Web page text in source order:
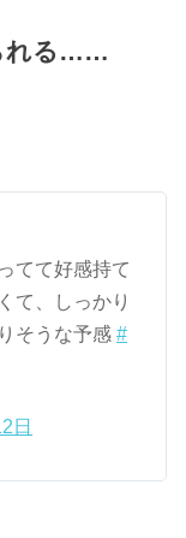
れる……
てて好感持て
て、しっかり
そうな予感#
日